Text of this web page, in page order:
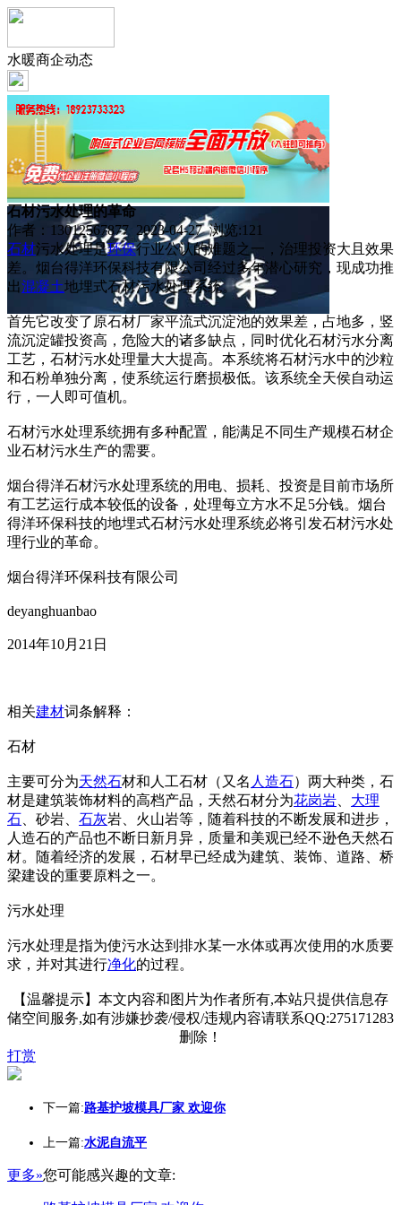
水暖商企动态
石材污水处理的革命
作者：13012567877 2023-04-27 浏览:121
石材污水处理是环保行业公认的难题之一，治理投资大且效果
差。烟台得洋环保科技有限公司经过多年潜心研究，现成功推
出混凝土地埋式石材污水处理系统。
首先它改变了原石材厂家平流式沉淀池的效果差，占地多，竖
流沉淀罐投资高，危险大的诸多缺点，同时优化石材污水分离
工艺，石材污水处理量大大提高。本系统将石材污水中的沙粒
和石粉单独分离，使系统运行磨损极低。该系统全天侯自动运
行，一人即可值机。
石材污水处理系统拥有多种配置，能满足不同生产规模石材企
业石材污水生产的需要。
烟台得洋石材污水处理系统的用电、损耗、投资是目前市场所
有工艺运行成本较低的设备，处理每立方水不足5分钱。烟台
得洋环保科技的地埋式石材污水处理系统必将引发石材污水处
理行业的革命。
烟台得洋环保科技有限公司
deyanghuanbao
2014年10月21日
相关建材词条解释：
石材
主要可分为天然石材和人工石材（又名 人造石）两大种类，石
材是建筑装饰材料的高档产品，天然石材分为花岗岩
大理
石 、砂岩、 石灰岩、火山岩等，随着科技的不断发展和进步，
人造石的产品也不断日新月异，质量和美观已经不逊色天然石
材。随着经济的发展，石材早已经成为建筑、装饰、道路、桥
梁建设的重要原料之一。
污水处理
污水处理是指为使污水达到排水某一水体或再次使用的水质要
求，并对其进行净化的过程。
【温馨提示】本文内容和图片为作者所有,本站只提供信息存
储空间服务,如有涉嫌抄袭/侵权/违规内容请联系QQ:275171283
删除！
打赏
下一篇:路基护坡模具厂家 欢迎你
上一篇:水泥自流平
更多»您可能感兴趣的文章: